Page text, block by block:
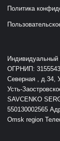
Политика
Индивидуальный
ОГРНИП:
Северная , д.34,
Усть-
SAVCENKO
550130002565
Omsk region